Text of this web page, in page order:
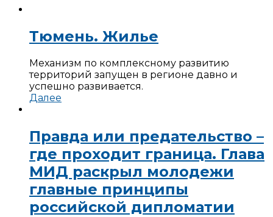
Тюмень. Жилье
Механизм по комплексному развитию
территорий запущен в регионе давно и
успешно развивается.
Далее
Правда или предательство –
где проходит граница. Глава
МИД раскрыл молодежи
главные принципы
российской дипломатии